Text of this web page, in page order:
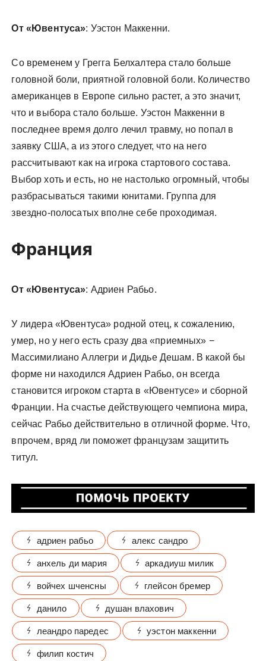
От «Ювентуса»: Уэстон Маккенни.
Со временем у Грегга Белхалтера стало больше
головной боли, приятной головной боли. Количество
американцев в Европе сильно растет, а это значит,
что и выбора стало больше. Уэстон Маккенни в
последнее время долго лечил травму, но попал в
заявку США, а из этого следует, что на него
рассчитывают как на игрока стартового состава.
Выбор хоть и есть, но не настолько огромный, чтобы
разбрасываться такими юнитами. Группа для
звездно-полосатых вполне себе проходимая.
Франция
От «Ювентуса»: Адриен Рабьо.
У лидера «Ювентуса» родной отец, к сожалению,
умер, но у него есть сразу два «приемных» −
Массимилиано Аллегри и Дидье Дешам. В какой бы
форме ни находился Адриен Рабьо, он всегда
становится игроком старта в «Ювентусе» и сборной
Франции. На счастье действующего чемпиона мира,
сейчас Рабьо действительно в отличной форме. Что,
впрочем, вряд ли поможет французам защитить
титул.
адриен рабьо алекс сандро
анхель ди мария аркадиуш милик
войчех шченсны глейсон бремер
данило душан влахович
леандро паредес уэстон маккенни
филип костич